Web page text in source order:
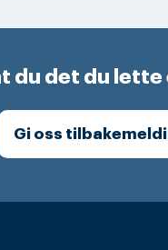
du det du
Gi oss